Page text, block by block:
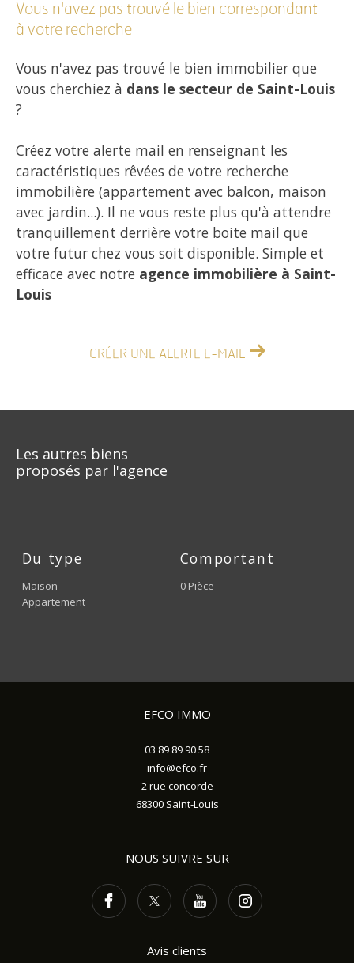
Vous n'avez pas trouvé le bien correspondant
à votre recherche
Vous n'avez pas trouvé le bien immobilier que
vous cherchiez à dans le secteur de Saint-Louis
?
Créez votre alerte mail en renseignant les
caractéristiques rêvées de votre recherche
immobilière (appartement avec balcon, maison
avec jardin...). Il ne vous reste plus qu'à attendre
tranquillement derrière votre boite mail que
votre futur chez vous soit disponible. Simple et
efficace avec notre agence immobilière à Saint-
Louis
CRÉER UNE ALERTE E-MAIL
Les autres biens
proposés par l'agence
Du type
Maison
Appartement
Comportant
0 Pièce
EFCO IMMO
03 89 89 90 58
info@efco.fr
2 rue concorde
68300
Saint-Louis
NOUS SUIVRE SUR
Avis clients